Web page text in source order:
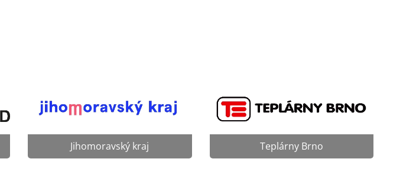
Jihomoravský kraj Teplárny Brno